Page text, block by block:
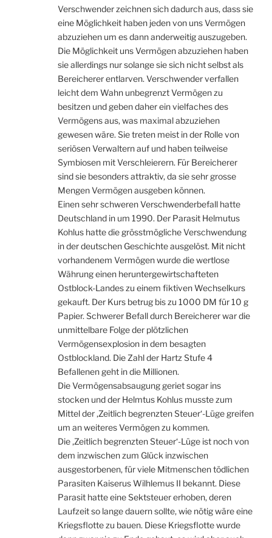
Verschwender zeichnen sich dadurch aus, dass sie
eine Möglichkeit haben jeden von uns Vermögen
abzuziehen um es dann anderweitig auszugeben.
Die Möglichkeit uns Vermögen abzuziehen haben
sie allerdings nur solange sie sich nicht selbst als
Bereicherer entlarven. Verschwender verfallen
leicht dem Wahn unbegrenzt Vermögen zu
besitzen und geben daher ein vielfaches des
Vermögens aus, was maximal abzuziehen
gewesen wäre. Sie treten meist in der Rolle von
seriösen Verwaltern auf und haben teilweise
Symbiosen mit Verschleierern. Für Bereicherer
sind sie besonders attraktiv, da sie sehr grosse
Mengen Vermögen ausgeben können.
Einen sehr schweren Verschwenderbefall hatte
Deutschland in um 1990. Der Parasit Helmutus
Kohlus hatte die grösstmögliche Verschwendung
in der deutschen Geschichte ausgelöst. Mit nicht
vorhandenem Vermögen wurde die wertlose
Währung einen heruntergewirtschafteten
Ostblock-Landes zu einem fiktiven Wechselkurs
gekauft. Der Kurs betrug bis zu 1000 DM für 10 g
Papier. Schwerer Befall durch Bereicherer war die
unmittelbare Folge der plötzlichen
Vermögensexplosion in dem besagten
Ostblockland. Die Zahl der Hartz Stufe 4
Befallenen geht in die Millionen.
Die Vermögensabsaugung geriet sogar ins
stocken und der Helmtus Kohlus musste zum
Mittel der ‚Zeitlich begrenzten Steuer‘-Lüge greifen
um an weiteres Vermögen zu kommen.
Die ‚Zeitlich begrenzten Steuer‘-Lüge ist noch von
dem inzwischen zum Glück inzwischen
ausgestorbenen, für viele Mitmenschen tödlichen
Parasiten Kaiserus Wilhlemus II bekannt. Diese
Parasit hatte eine Sektsteuer erhoben, deren
Laufzeit so lange dauern sollte, wie nötig wäre eine
Kriegsflotte zu bauen. Diese Kriegsflotte wurde